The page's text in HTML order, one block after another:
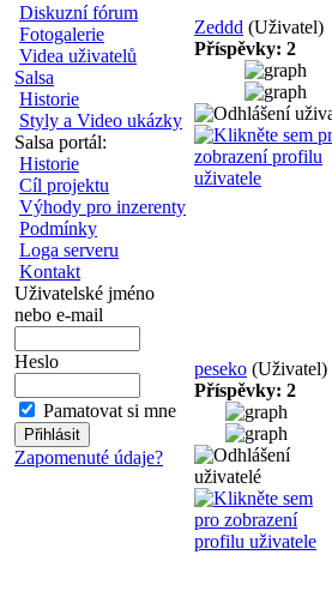
Diskuzní fórum
Fotogalerie
Videa uživatelů
Salsa
Historie
Styly a Video ukázky
Salsa portál:
Historie
Cíl projektu
Výhody pro inzerenty
Podmínky
Loga serveru
Kontakt
Uživatelské jméno
nebo e-mail
Heslo
Pamatovat si mne
Zapomenuté údaje?
Zeddd (Uživatel)
Příspěvky: 2
peseko (Uživatel)
Příspěvky: 2